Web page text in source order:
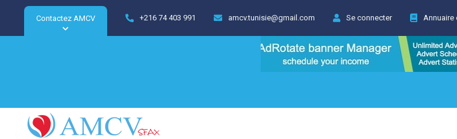
Contactez AMCV +216 74 403 991 amcv.tunisie@gmail.com Se connecter Annuaire